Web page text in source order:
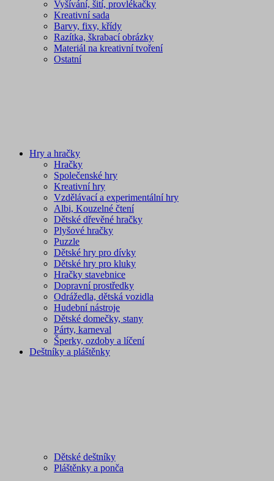
Vyšívání, šití, provlékačky
Kreativní sada
Barvy, fixy, křídy
Razítka, škrabací obrázky
Materiál na kreativní tvoření
Ostatní
Hry a hračky
Hračky
Společenské hry
Kreativní hry
Vzdělávací a experimentální hry
Albi, Kouzelné čtení
Dětské dřevěné hračky
Plyšové hračky
Puzzle
Dětské hry pro dívky
Dětské hry pro kluky
Hračky stavebnice
Dopravní prostředky
Odrážedla, dětská vozidla
Hudební nástroje
Dětské domečky, stany
Párty, karneval
Šperky, ozdoby a líčení
Deštníky a pláštěnky
Dětské deštníky
Pláštěnky a ponča